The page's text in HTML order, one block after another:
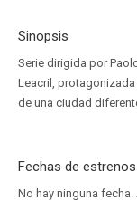
Sinopsis
Serie dirigida por
Leacril,
de una ciudad
Fechas de estrenos
No hay ninguna fecha.